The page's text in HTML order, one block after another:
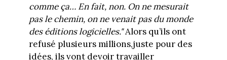
comme ça… En fait, non. On ne mesurait
pas le chemin, on ne venait pas du monde
des éditions logicielles."Alors qu’ils ont
refusé plusieurs millions,juste pour des
idées, ils vont devoir travailler